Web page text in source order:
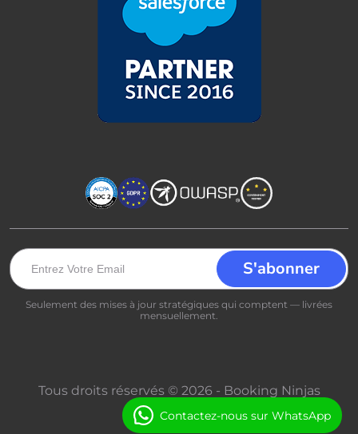
Seulement des mises à jour stratégiques qui comptent — livrées
mensuellement.
Tous droits réservés © 2026 - Booking Ninjas
Contactez-nous sur WhatsApp